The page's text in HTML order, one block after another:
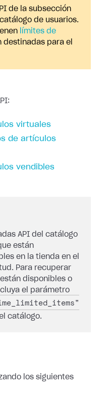
de la subsección
de usuarios.
límites de
destinadas para el
virtuales
de artículos
vendibles
API del catálogo
están
en la tienda en el
Para recuperar
disponibles o
el parámetro
catálogo.
los siguientes